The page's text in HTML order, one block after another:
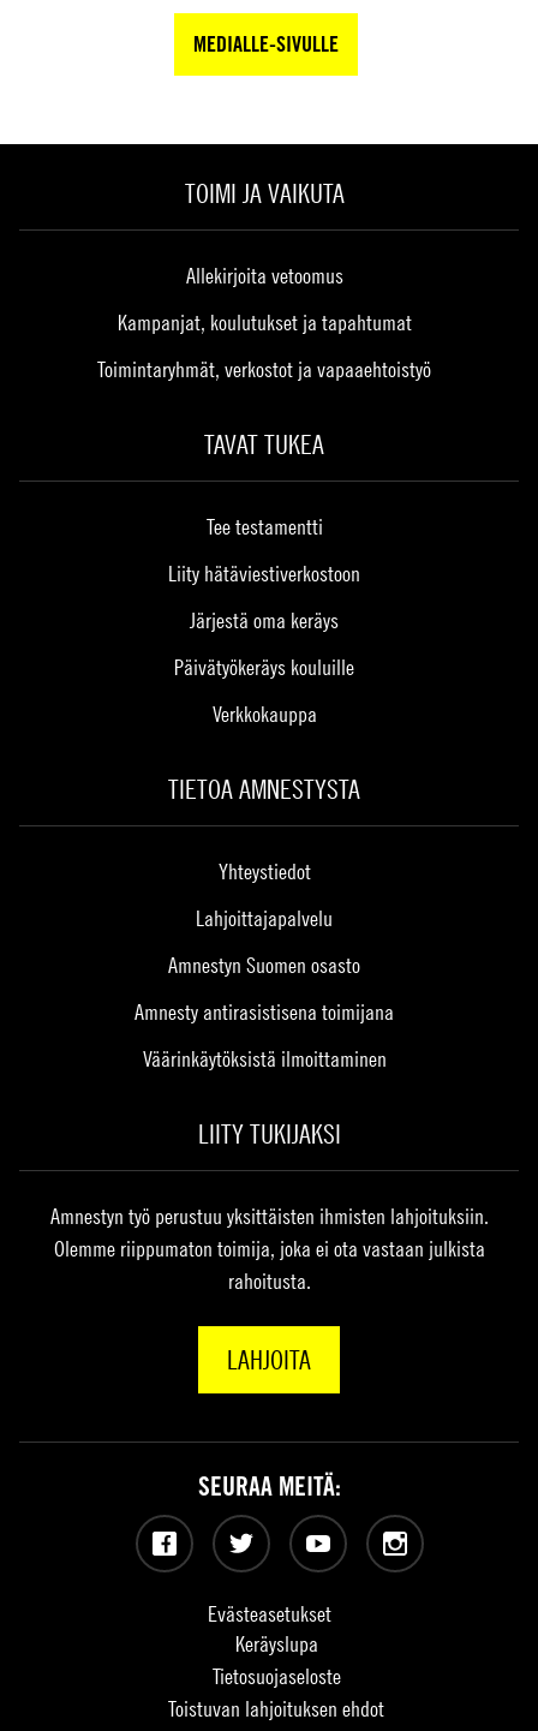
MEDIALLE-SIVULLE
TOIMI JA VAIKUTA
Allekirjoita vetoomus
Kampanjat, koulutukset ja tapahtumat
Toimintaryhmät, verkostot ja vapaaehtoistyö
TAVAT TUKEA
Tee testamentti
Liity hätäviestiverkostoon
Järjestä oma keräys
Päivätyökeräys kouluille
Verkkokauppa
TIETOA AMNESTYSTA
Yhteystiedot
Lahjoittajapalvelu
Amnestyn Suomen osasto
Amnesty antirasistisena toimijana
Väärinkäytöksistä ilmoittaminen
LIITY TUKIJAKSI
Amnestyn työ perustuu yksittäisten ihmisten lahjoituksiin.
Olemme riippumaton toimija, joka ei ota vastaan julkista
rahoitusta.
LAHJOITA
Evästeasetukset
Keräyslupa
Tietosuojaseloste
Toistuvan lahjoituksen ehdot
SEURAA MEITÄ:
Facebook Twitter YouTubeInstagram